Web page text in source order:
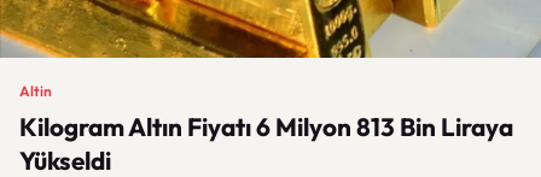
Altin
Kilogram Altın Fiyatı 6 Milyon 813 Bin Liraya
Yükseldi